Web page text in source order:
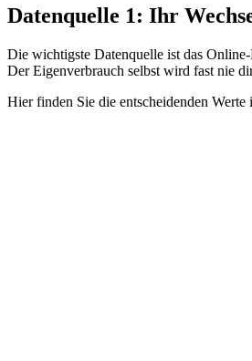
Datenquelle 1: Ihr
Die wichtigste Datenquelle ist das
Der Eigenverbrauch selbst wird fast nie
Hier finden Sie die entscheidenden